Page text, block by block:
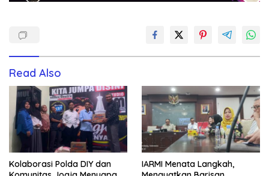
Read Also
Kolaborasi Polda DIY dan
IARMI Menata Langkah,